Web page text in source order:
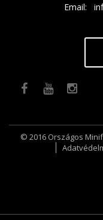
Email:
© 2016 Országos